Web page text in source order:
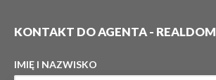
KONTAKT DO AGENTA - REALDOM
IMIĘ I NAZWISKO